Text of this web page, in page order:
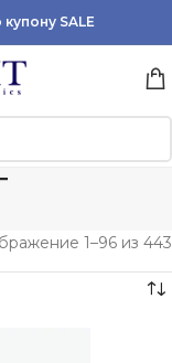
SALE
1–96 из 443